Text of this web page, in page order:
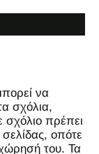
να
σχόλια,
σχόλιο πρέπει
σελίδας, οπότε
του. Τα